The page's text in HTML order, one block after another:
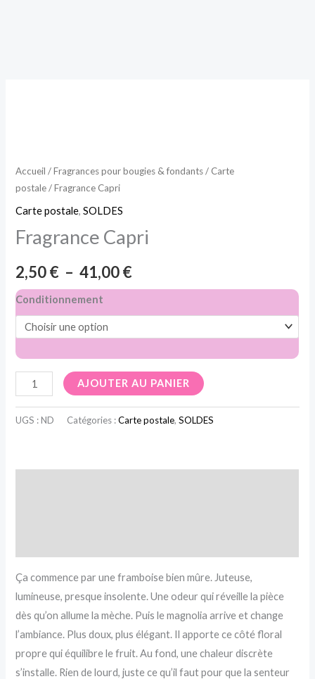
Accueil /Fragrances pour bougies & fondants/ Carte
postale/ Fragrance Capri
Carte postale,SOLDES
Fragrance Capri
2,50€ – 41,00€
41,00 €
Conditionnement
AJOUTER AU PANIER
UGS :ND Catégories :Carte postale,SOLDES
Ça commence par une framboise bien mûre. Juteuse,
lumineuse, presque insolente. Une odeur qui réveille la pièce
dès qu’on allume la mèche. Puis le magnolia arrive et change
l’ambiance. Plus doux, plus élégant. Il apporte ce côté floral
propre qui équilibre le fruit. Au fond, une chaleur discrète
s’installe. Rien de lourd, juste ce qu’il faut pour que la senteur